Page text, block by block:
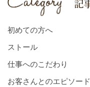
初めての方へ
ストール
仕事へのこだわり
お客さんとのエピソード